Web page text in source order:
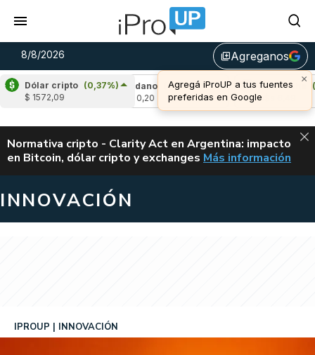
8/8/2026 library_addAgreganos
×
Agregá iProUP a tus fuentes
preferidas en Google
Dólar cripto (0,37%)
$ 1572,09
Cardano
(-1,08%)
Avalanche
u$s 6,49
ALERTA
Normativa cripto - Clarity Act en Argentina: impacto
en Bitcoin, dólar cripto y exchanges CLARITY ACT EN
Más información
INNOVACIÓN
IPROUP INNOVACIÓN